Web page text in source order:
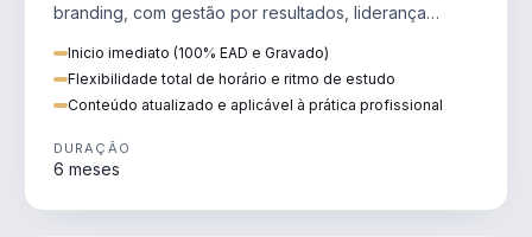
branding, com gestão por resultados, liderança
Inicio imediato (100% EAD e Gravado)
Flexibilidade total de horário e ritmo de estudo
Conteúdo atualizado e aplicável à prática profissional
DURAÇÃO
6 meses